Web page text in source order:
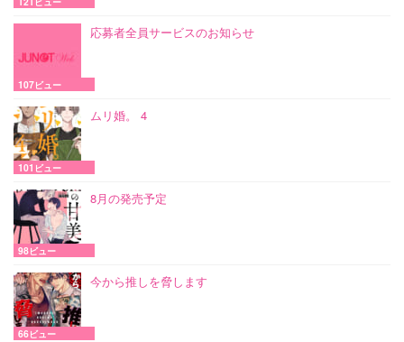
応募者全員サービスのお知らせ
107ビュー
ムリ婚。 4
101ビュー
8月の発売予定
98ビュー
今から推しを脅します
66ビュー